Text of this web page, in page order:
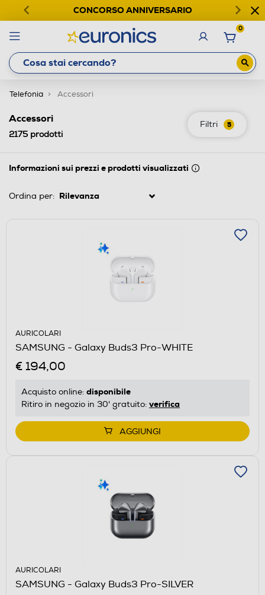
CONCORSO ANNIVERSARIO
0
Telefonia Accessori
Filtri 5
Accessori
2175 prodotti
Informazioni sui prezzi e prodotti visualizzati
Ordina per:
AURICOLARI
SAMSUNG - Galaxy Buds3 Pro-WHITE
€ 194,00
Acquisto online: disponibile
Ritiro in negozio in 30' gratuito: verifica
AGGIUNGI
AURICOLARI
SAMSUNG - Galaxy Buds3 Pro-SILVER